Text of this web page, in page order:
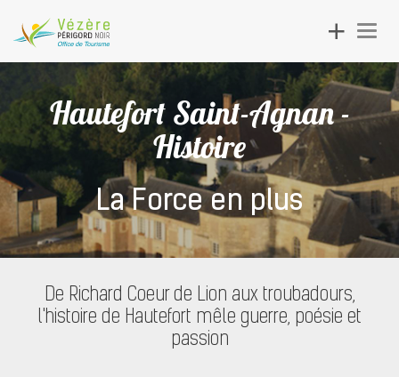
Toggle
navigation
Hautefort Saint-Agnan -
Histoire
La Force en plus
De Richard Coeur de Lion aux troubadours,
l'histoire de Hautefort mêle guerre, poésie et
passion